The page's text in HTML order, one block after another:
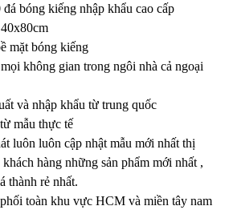
bóng kiếng nhập khẩu cao cấp
mặt bóng kiếng
không gian trong ngôi nhà cả ngoại
và nhập khẩu từ trung quốc
mẫu thực tế
luôn luôn cập nhật mẫu mới nhất thị
hàng những sản phẩm mới nhất ,
thành rẻ nhất.
toàn khu vực HCM và miền tây nam